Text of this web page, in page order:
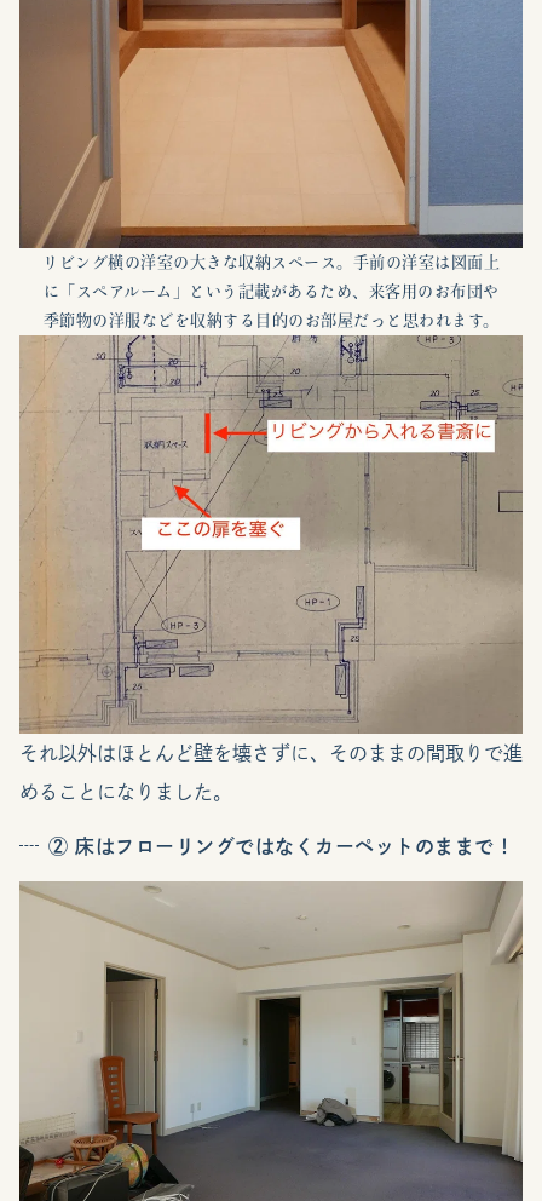
リビング横の洋室の大きな収納スペース。手前の洋室は図面上
に「スペアルーム」という記載があるため、来客用のお布団や
季節物の洋服などを収納する目的のお部屋だっと思われます。
それ以外はほとんど壁を壊さずに、そのままの間取りで進
めることになりました。
② 床はフローリングではなくカーペットのままで！